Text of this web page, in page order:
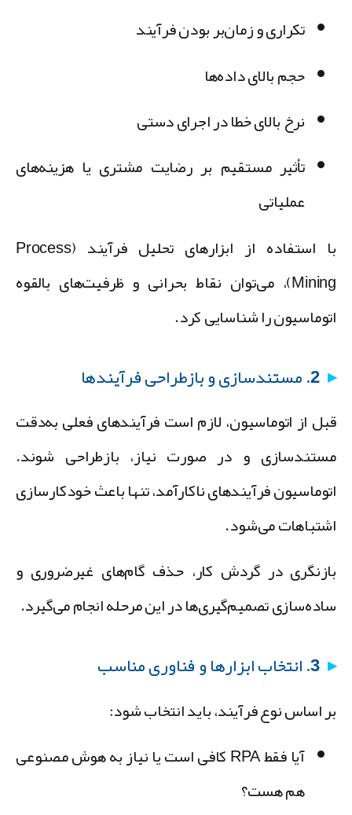
تکراری و زمان‌بر بودن فرآیند
حجم بالای داده‌ها
نرخ بالای خطا در اجرای دستی
تأثیر مستقیم بر رضایت مشتری یا هزینه‌های
عملیاتی
با استفاده از ابزارهای تحلیل فرآیند (Process
Mining)، می‌توان نقاط بحرانی و ظرفیت‌های بالقوه
را شناسایی کرد.
2. مستندسازی و بازطراحی فرآیندها
از اتوماسیون، لازم است فرآیندهای فعلی به‌دقت
و در صورت نیاز، بازطراحی شوند.
فرآیندهای ناکارآمد، تنها باعث خودکارسازی
می‌شود.
در گردش کار، حذف گام‌های غیرضروری و
تصمیم‌گیری‌ها در این مرحله انجام می‌گیرد.
3. انتخاب ابزارها و فناوری مناسب
اساس نوع فرآیند، باید انتخاب شود:
آیا فقط RPA کافی است یا نیاز به هوش مصنوعی
هم هست؟